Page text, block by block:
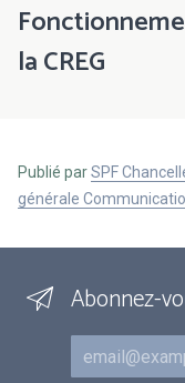
la CREG
Publié parSPF
générale
Abonnez-
Courriel